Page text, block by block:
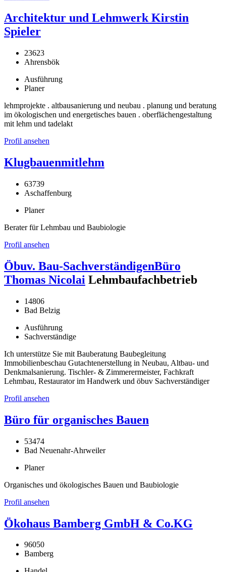
Architektur und Lehmwerk Kirstin
Spieler
23623
Ahrensbök
Ausführung
Planer
lehmprojekte . altbausanierung und neubau . planung und beratung
im ökologischen und energetisches bauen . oberflächengestaltung
mit lehm und tadelakt
Profil ansehen
Klugbauenmitlehm
63739
Aschaffenburg
Planer
Berater für Lehmbau und Baubiologie
Profil ansehen
Öbuv. Bau-SachverständigenBüro
Thomas Nicolai Lehmbaufachbetrieb
14806
Bad Belzig
Ausführung
Sachverständige
Ich unterstütze Sie mit Bauberatung Baubegleitung
Immobilienbeschau Gutachtenerstellung in Neubau, Altbau- und
Denkmalsanierung. Tischler- & Zimmerermeister, Fachkraft
Lehmbau, Restaurator im Handwerk und öbuv Sachverständiger
Profil ansehen
Büro für organisches Bauen
53474
Bad Neuenahr-Ahrweiler
Planer
Organisches und ökologisches Bauen und Baubiologie
Profil ansehen
Ökohaus Bamberg GmbH & Co.KG
96050
Bamberg